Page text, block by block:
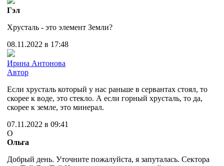
Гэл
Хрусталь - это элемент Земли?
08.11.2022 в 17:48
Ирина Антонова
Автор
Если хрусталь который у нас раньше в сервантах стоял, то
скорее к воде, это стекло. А если горный хрусталь, то да,
скорее к земле, это минерал.
07.11.2022 в 09:41
О
Ольга
Добрый день. Уточните пожалуйста, я запуталась. Сектора